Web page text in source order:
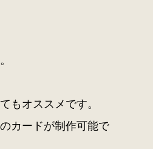
もオススメです。
カードが制作可能で